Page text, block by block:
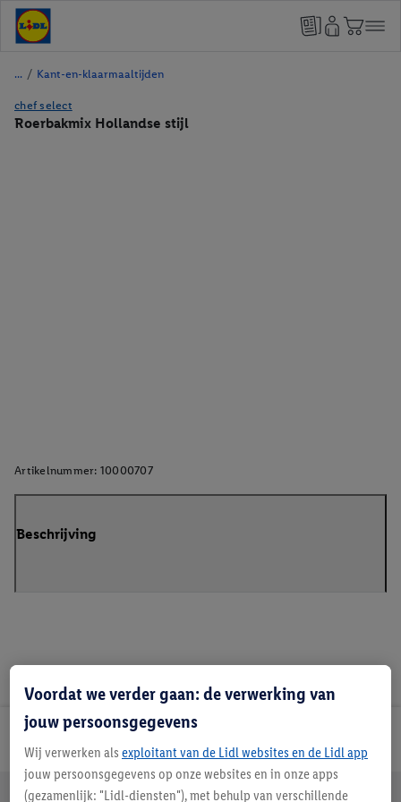
/ Kant-en-klaarmaaltijden
chef select
Roerbakmix Hollandse stijl
Artikelnummer: 10000707
Beschrijving
Jouw voordelen bij ons als Lidl webshop klant
Voordat we verder gaan: de verwerking van
jouw persoonsgegevens
Wij verwerken als exploitant van de Lidl websites en de Lidl app
jouw persoonsgegevens op onze websites en in onze apps
(gezamenlijk: "Lidl-diensten"), met behulp van verschillende